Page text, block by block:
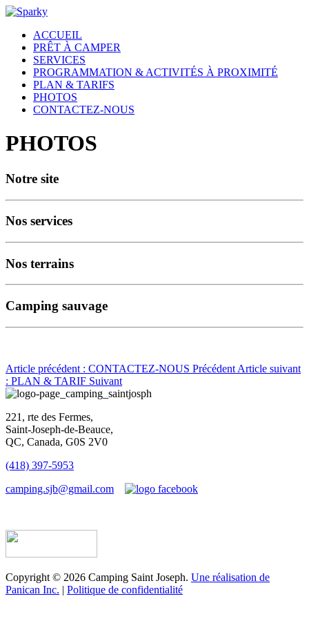
ACCUEIL
PRÊT À CAMPER
SERVICES
PROGRAMMATION & ACTIVITÉS À PROXIMITÉ
PLAN & TARIFS
PHOTOS
CONTACTEZ-NOUS
PHOTOS
Notre site
Nos services
Nos terrains
Camping sauvage
Article précédent : CONTACTEZ-NOUS Précédent Article suivant
: PLAN & TARIF Suivant
221, rte des Fermes,
Saint-Joseph-de-Beauce,
QC, Canada, G0S 2V0
(418) 397-5953
camping.sjb@gmail.com
Copyright © 2026 Camping Saint Joseph. Une réalisation de
Panican Inc. | Politique de confidentialité